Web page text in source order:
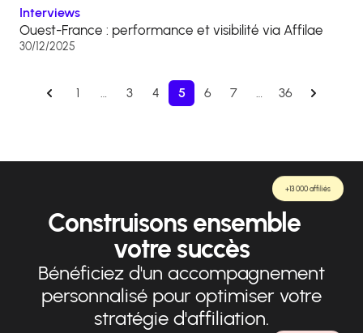
Interviews
Ouest-France : performance et visibilité via Affilae
30/12/2025
1 … 3 4 5 6 7 … 36
+13 000 affiliés
Construisons ensemble
votre succès
Bénéficiez d'un accompagnement
personnalisé pour optimiser votre
stratégie d'affiliation.